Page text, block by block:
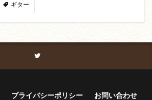
ギター
プライバシーポリシー お問い合わせ